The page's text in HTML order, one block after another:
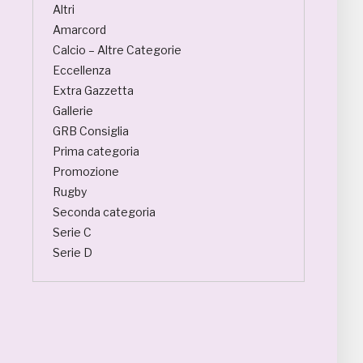
Altri
Amarcord
Calcio – Altre Categorie
Eccellenza
Extra Gazzetta
Gallerie
GRB Consiglia
Prima categoria
Promozione
Rugby
Seconda categoria
Serie C
Serie D